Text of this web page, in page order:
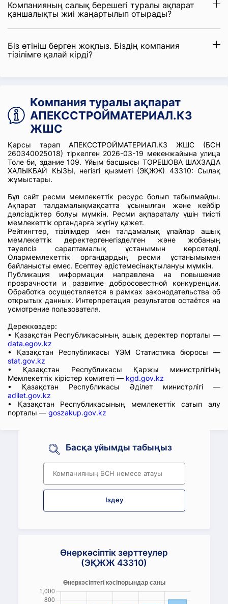
Компанияның салық берешегі туралы ақпарат
қаншалықты жиі жаңартылып отырады?
Біз өтініш берген жоқпыз. Біздің компания
тізілімге қалай кірді?
Компания туралы ақпарат
АПЕКССТРОЙМАТЕРИАЛ.КЗ
ЖШС
Қарсы тарап АПЕКССТРОЙМАТЕРИАЛ.КЗ ЖШС (БСН
260340025018) тіркелген 2026-03-19 мекенжайына улица
Толе би, здание 109. Ұйым басшысы ТОРЕШОВА ШАХЗАДА
ХАЛЫКБАЙ КЫЗЫ, негізгі қызметі (ЭҚЖЖ) 43310: Сылақ
жұмыстары.
Бұл сайт ресми мемлекеттік ресурс болып табылмайды.
Ақпарат талдамалықмақсатта ұсынылған және кейбір
дәлсіздіктер болуы мүмкін. Ресми ақпараталу үшін тиісті
мемлекеттік органдарға жүгіну қажет.
Рейтингтер, тізілімдер мен талдамалық ұпайлар ашық
мемлекеттік деректергенегізделген және жобаның
тәуелсіз сараптамалық ұстанымын көрсетеді.
Олармемлекеттік органдардың ресми ұстанымымен
байланысты емес. Есептеу әдістемесінақтылануы мүмкін.
Публикация информации направлена на повышение
прозрачности и развитие добросовестной конкуренции.
Обработка осуществляется в рамках законодательства об
открытых данных. Интерпретация результатов остаётся на
усмотрение пользователя.
Дереккөздер:
• Қазақстан Республикасының ашық деректер порталы —
data.egov.kz
• Қазақстан Республикасы ҰЭМ Статистика бюросы —
stat.gov.kz
• Қазақстан Республикасы Қаржы министрлігінің
Мемлекеттік кірістер комитеті — kgd.gov.kz
• Қазақстан Республикасы Әділет министрлігі —
adilet.gov.kz
• Қазақстан Республикасының мемлекеттік сатып алу
порталы — goszakup.gov.kz
Басқа ұйымды табыңыз
Іздеу
Өнеркәсіптік зерттеулер
(ЭҚЖЖ 43310)